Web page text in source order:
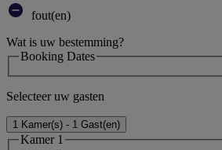
fout(en)
Wat is uw bestemming?
Booking Dates
Selecteer uw gasten
1 Kamer(s) - 1 Gast(en)
Kamer 1